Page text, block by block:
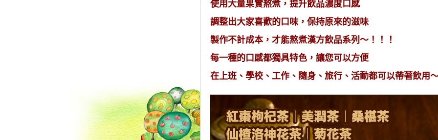
使用大量果實熬煮，提升飲品濃度口感
調整出大家喜歡的口味，保持原來的滋味
製作不計成本，才能熬煮漢方飲品系列～！！！
每一種的口感都獨具特色，讓您可以方便
在上班、學校、工作、隨身、旅行、活動都可以帶著飲用